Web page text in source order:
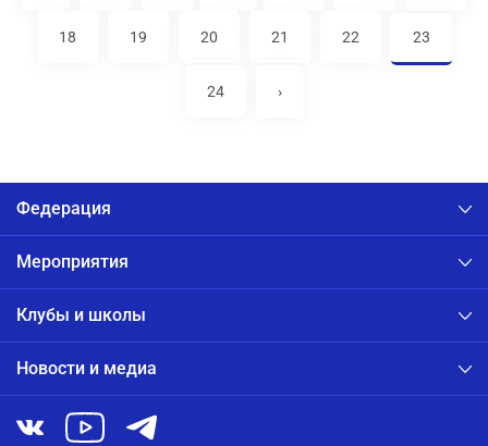
18 19 20 21 22 23
24 ›
Федерация
Мероприятия
Клубы и школы
Новости и медиа